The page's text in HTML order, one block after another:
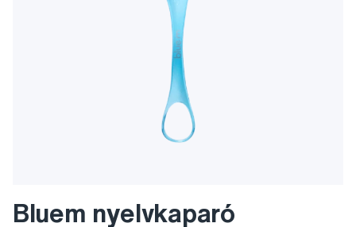
Bluem nyelvkaparó